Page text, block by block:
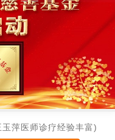
玉萍医师诊疗经验丰富)